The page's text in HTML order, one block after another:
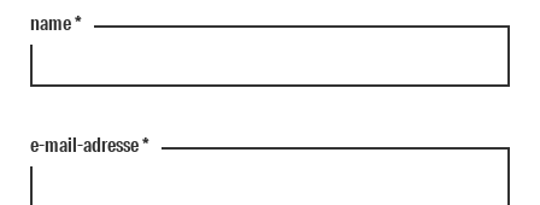
name*
e-mail-adresse*